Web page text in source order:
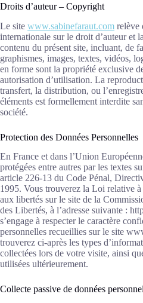
Droits d’auteur – Copyright
Le site www.sabinefaraut.com relève
internationale sur le droit d’auteur et
contenu du présent site, incluant, de
graphismes, images, textes, vidéos,
en forme sont la propriété exclusive
autorisation d’utilisation. La
transfert, la distribution, ou
éléments est formellement interdite
société.
Protection des Données Personnelles
En France et dans l’Union
protégées entre autres par les textes
article 226-13 du Code Pénal,
1995. Vous trouverez la Loi relative
aux libertés sur le site de la
des Libertés, à l’adresse suivante :
s’engage à respecter le caractère
personnelles recueillies sur le site
trouverez ci-après les types
collectées lors de votre visite, ainsi
utilisées ultérieurement.
Collecte passive de données